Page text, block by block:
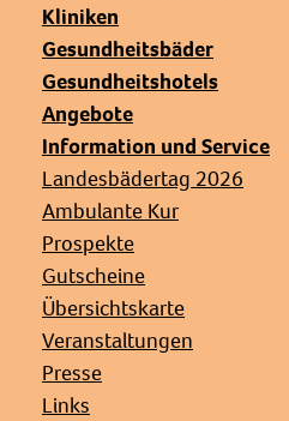
Kliniken
Gesundheitsbäder
Gesundheitshotels
Angebote
Information und Service
Landesbädertag 2026
Ambulante Kur
Prospekte
Gutscheine
Übersichtskarte
Veranstaltungen
Presse
Links